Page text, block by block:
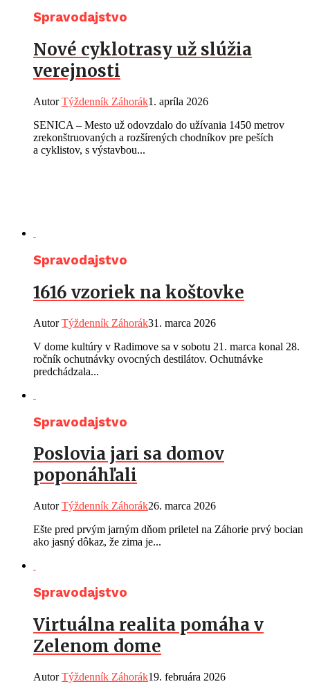
Spravodajstvo
Nové cyklotrasy už slúžia
verejnosti
AutorTýždenník Záhorák1. apríla 2026
SENICA – Mesto už odovzdalo do užívania 1450 metrov
zrekonštruovaných a rozšírených chodníkov pre peších
a cyklistov, s výstavbou...
Spravodajstvo
1616 vzoriek na koštovke
AutorTýždenník Záhorák31. marca 2026
V dome kultúry v Radimove sa v sobotu 21. marca konal 28.
ročník ochutnávky ovocných destilátov. Ochutnávke
predchádzala...
Spravodajstvo
Poslovia jari sa domov
poponáhľali
AutorTýždenník Záhorák26. marca 2026
Ešte pred prvým jarným dňom priletel na Záhorie prvý bocian
ako jasný dôkaz, že zima je...
Spravodajstvo
Virtuálna realita pomáha v
Zelenom dome
AutorTýždenník Záhorák19. februára 2026